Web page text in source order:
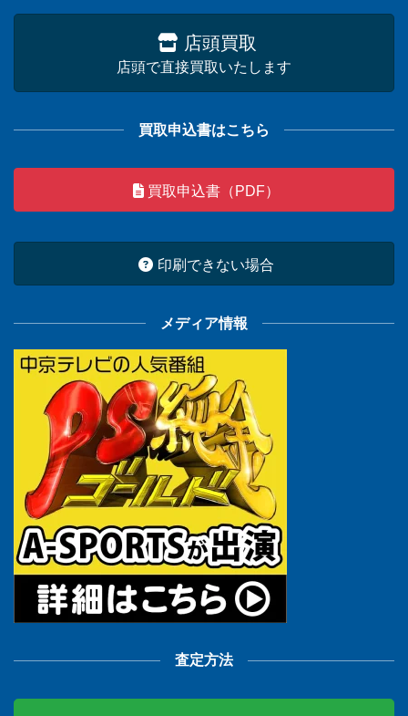
店頭買取
店頭で直接買取いたします
買取申込書はこちら
買取申込書（PDF）
印刷できない場合
メディア情報
査定方法